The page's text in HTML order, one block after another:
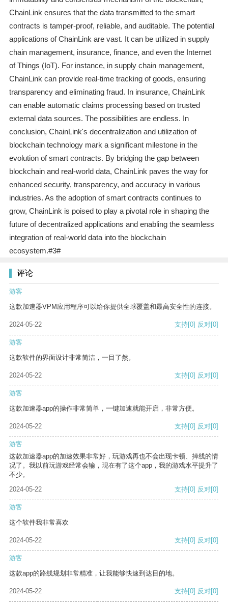
ChainLink ensures that the data transmitted to the smart
contracts is tamper-proof, reliable, and auditable. The potential
applications of ChainLink are vast. It can be utilized in supply
chain management, insurance, finance, and even the Internet
of Things (IoT). For instance, in supply chain management,
ChainLink can provide real-time tracking of goods, ensuring
transparency and eliminating fraud. In insurance, ChainLink
can enable automatic claims processing based on trusted
external data sources. The possibilities are endless. In
conclusion, ChainLink's decentralization and utilization of
blockchain technology mark a significant milestone in the
evolution of smart contracts. By bridging the gap between
blockchain and real-world data, ChainLink paves the way for
enhanced security, transparency, and accuracy in various
industries. As the adoption of smart contracts continues to
grow, ChainLink is poised to play a pivotal role in shaping the
future of decentralized applications and enabling the seamless
integration of real-world data into the blockchain
ecosystem.#3#
评论
游客
这款加速器VPM应用程序可以给你提供全球覆盖和最高安全性的连接。
2024-05-22 支持[0] 反对[0]
游客
这款软件的界面设计非常简洁，一目了然。
2024-05-22 支持[0] 反对[0]
游客
这款加速器app的操作非常简单，一键加速就能开启，非常方便。
2024-05-22 支持[0] 反对[0]
游客
这款加速器app的加速效果非常好，玩游戏再也不会出现卡顿、掉线的情
况了。我以前玩游戏经常会输，现在有了这个app，我的游戏水平提升了
不少。
2024-05-22
支持[0] 反对[0]
游客
这个软件我非常喜欢
2024-05-22 支持[0] 反对[0]
游客
这款app的路线规划非常精准，让我能够快速到达目的地。
2024-05-22 支持[0] 反对[0]